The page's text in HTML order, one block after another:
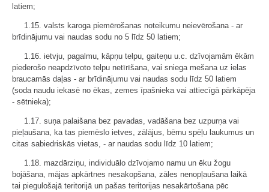
latiem;
1.15. valsts karoga piemērošanas noteikumu neievērošana - ar
brīdinājumu vai naudas sodu no 5 līdz 50 latiem;
1.16. ietvju, pagalmu, kāpņu telpu, gaiteņu u.c. dzīvojamām ēkām
piederošo neapdzīvoto telpu netīrīšana, vai sniega mešana uz ielas
braucamās daļas - ar brīdinājumu vai naudas sodu līdz 50 latiem
(soda naudu iekasē no ēkas, zemes īpašnieka vai attiecīgā pārkāpēja
- sētnieka);
1.17. suņa palaišana bez pavadas, vadāšana bez uzpurņa vai
pieļaušana, ka tas piemēslo ietves, zālājus, bērnu spēļu laukumus un
citas sabiedriskās vietas, - ar naudas sodu līdz 10 latiem;
1.18. mazdārziņu, individuālo dzīvojamo namu un ēku žogu
bojāšana, mājas apkārtnes nesakopšana, zāles nenopļaušana laikā
tai piegulošajā teritorijā un pašas teritorijas nesakārtošana pēc